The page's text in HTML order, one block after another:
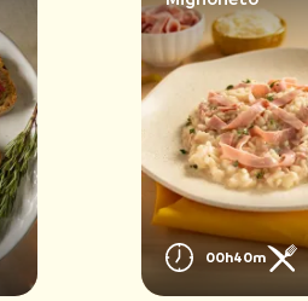
00h40m